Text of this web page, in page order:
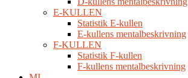
E-KULLEN
Statistik E-kullen
E-kullens mentalbeskrivning
F-KULLEN
Statistik F-kullen
F-kullens mentalbeskrivning